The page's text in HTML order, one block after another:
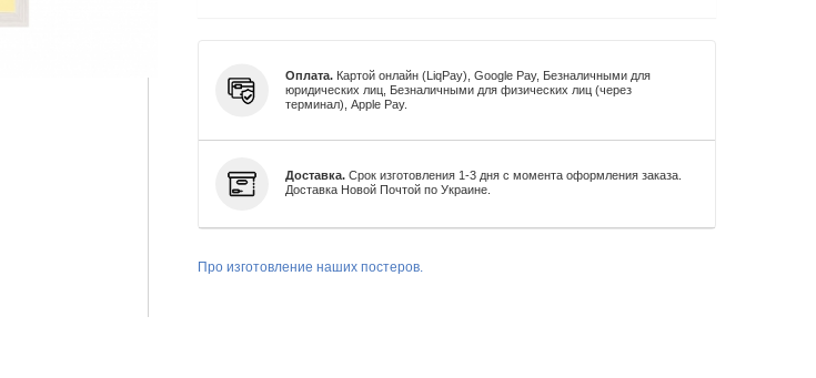
Оплата.Картой онлайн (LiqPay), Google Pay, Безналичными для
юридических лиц, Безналичными для физических лиц (через
терминал), Apple Pay.
Доставка.Срок изготовления 1-3 дня с момента оформления заказа.
Доставка Новой Почтой по Украине.
Про изготовление наших постеров.